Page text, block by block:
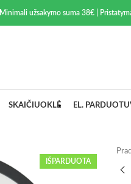
Minimali užsakymo suma 38€ |
SKAIČIUOKLĖ EL.
IŠPARDUOTA